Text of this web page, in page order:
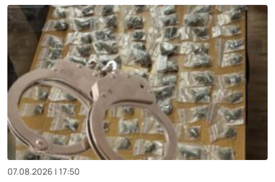
07.08.2026 | 17:50